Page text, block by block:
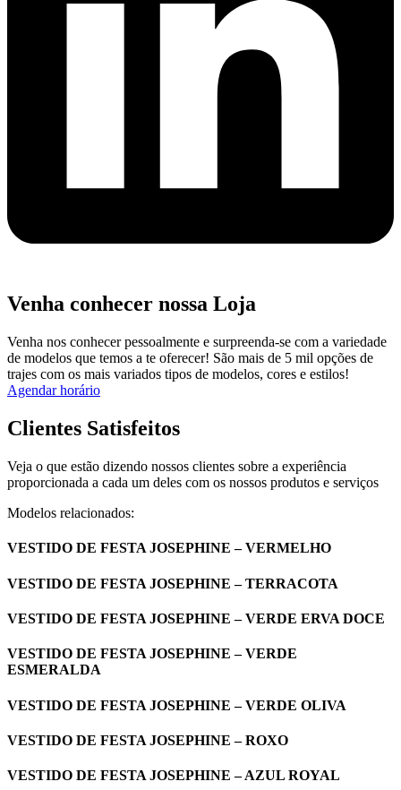
Venha conhecer nossa Loja
Venha nos conhecer pessoalmente e surpreenda-se com a variedade
de modelos que temos a te oferecer! São mais de 5 mil opções de
trajes com os mais variados tipos de modelos, cores e estilos!
Agendar horário
Clientes Satisfeitos
Veja o que estão dizendo nossos clientes sobre a experiência
proporcionada a cada um deles com os nossos produtos e serviços
Modelos relacionados:
VESTIDO DE FESTA JOSEPHINE – VERMELHO
VESTIDO DE FESTA JOSEPHINE – TERRACOTA
VESTIDO DE FESTA JOSEPHINE – VERDE ERVA DOCE
VESTIDO DE FESTA JOSEPHINE – VERDE
ESMERALDA
VESTIDO DE FESTA JOSEPHINE – VERDE OLIVA
VESTIDO DE FESTA JOSEPHINE – ROXO
VESTIDO DE FESTA JOSEPHINE – AZUL ROYAL